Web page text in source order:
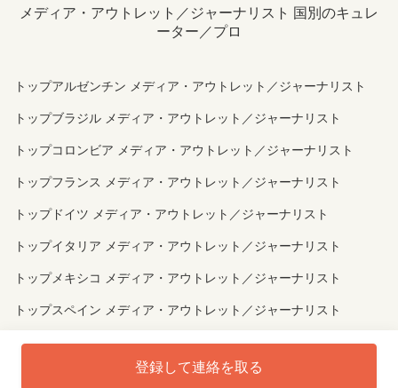
メディア・アウトレット／ジャーナリスト 国別のキュレ
ーター／プロ
トップアルゼンチン メディア・アウトレット／ジャーナリスト
トップブラジル メディア・アウトレット／ジャーナリスト
トップコロンビア メディア・アウトレット／ジャーナリスト
トップフランス メディア・アウトレット／ジャーナリスト
トップドイツ メディア・アウトレット／ジャーナリスト
トップイタリア メディア・アウトレット／ジャーナリスト
トップメキシコ メディア・アウトレット／ジャーナリスト
トップスペイン メディア・アウトレット／ジャーナリスト
トップイギリス メディア・アウトレット／ジャーナリスト
トップウクライナ メディア・アウトレット／ジャーナリスト
登録して連絡を取る